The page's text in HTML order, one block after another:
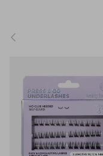
Edellinen